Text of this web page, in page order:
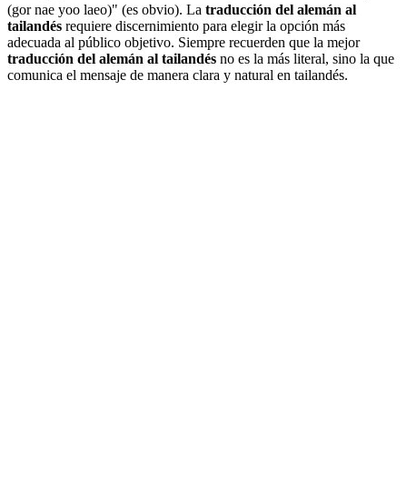
(gor nae yoo laeo)" (es obvio). La traducción del alemán al
tailandés requiere discernimiento para elegir la opción más
adecuada al público objetivo. Siempre recuerden que la mejor
traducción del alemán al tailandés no es la más literal, sino la que
comunica el mensaje de manera clara y natural en tailandés.